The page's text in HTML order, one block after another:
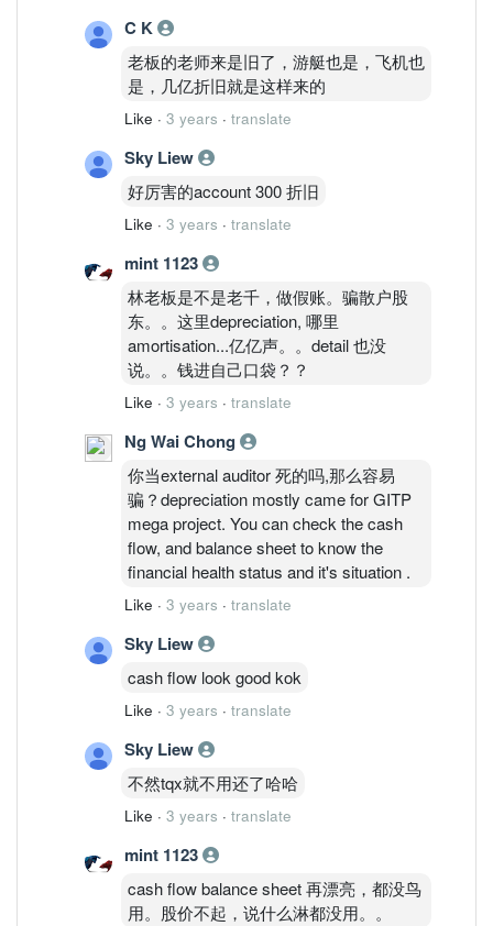
C K
老板的老师来是旧了，游艇也是，飞机也
是，几亿折旧就是这样来的
Like · 3 years · translate
Sky Liew
好厉害的account 300 折旧
Like · 3 years · translate
mint 1123
林老板是不是老千，做假账。骗散户股
东。。这里depreciation, 哪里
amortisation...亿亿声。。detail 也没
说。。钱进自己口袋？？
Like · 3 years · translate
Ng Wai Chong
你当external auditor 死的吗,那么容易
骗？depreciation mostly came for GITP
mega project. You can check the cash
flow, and balance sheet to know the
financial health status and it's situation .
Like · 3 years · translate
Sky Liew
cash flow look good kok
Like · 3 years · translate
Sky Liew
不然tqx就不用还了哈哈
Like · 3 years · translate
mint 1123
cash flow balance sheet 再漂亮，都没鸟
用。股价不起，说什么淋都没用。。